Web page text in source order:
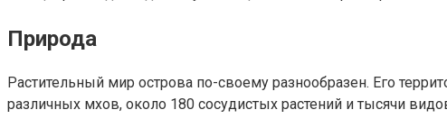
Природа
Растительный мир острова по-своему разнообразен. Его
различных мхов, около 180 сосудистых растений и тысячи